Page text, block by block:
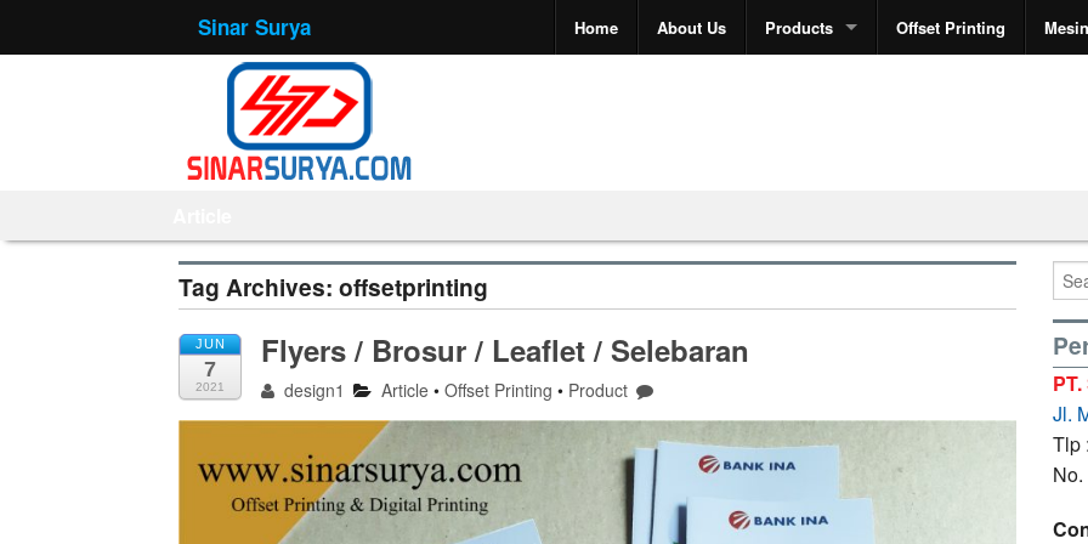
Sinar Surya Home About Us Products Offset Printing Mesin
Tag Archives: offsetprinting
JUN
7
2021
Flyers / Brosur / Leaflet / Selebaran
design1 Article •Offset Printing • Product
Jl.
Tlp